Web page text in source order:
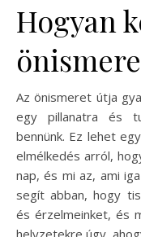
Hogyan
Az önismeret útja
egy pillanatra és
bennünk. Ez lehet
elmélkedés arról,
nap, és mi az, ami
segít abban, hogy
és érzelmeinket, és